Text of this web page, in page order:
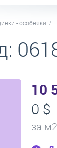
- особняки
10
0 $
за м2